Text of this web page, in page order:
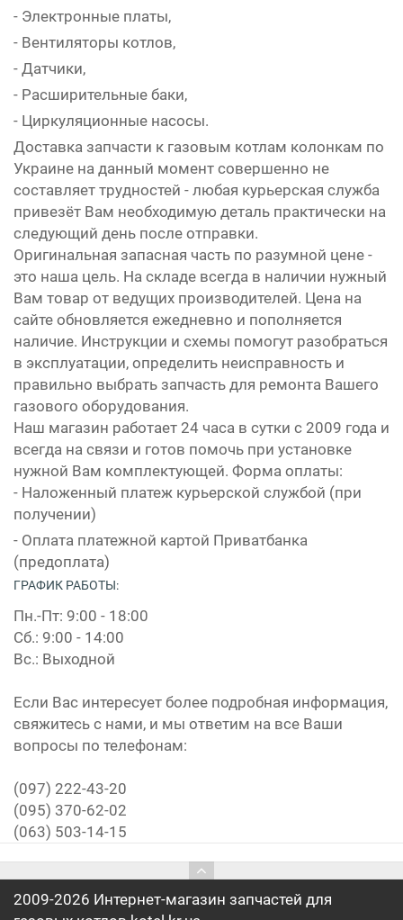
- Электронные платы,
- Вентиляторы котлов,
- Датчики,
- Расширительные баки,
- Циркуляционные насосы.
Доставка запчасти к газовым котлам колонкам по
Украине на данный момент совершенно не
составляет трудностей - любая курьерская служба
привезёт Вам необходимую деталь практически на
следующий день после отправки.
Оригинальная запасная часть по разумной цене -
это наша цель. На складе всегда в наличии нужный
Вам товар от ведущих производителей. Цена на
сайте обновляется ежедневно и пополняется
наличие. Инструкции и схемы помогут разобраться
в эксплуатации, определить неисправность и
правильно выбрать запчасть для ремонта Вашего
газового оборудования.
Наш магазин работает 24 часа в сутки с 2009 года и
всегда на связи и готов помочь при установке
нужной Вам комплектующей. Форма оплаты:
- Наложенный платеж курьерской службой (при
получении)
- Оплата платежной картой Приватбанка
(предоплата)
ГРАФИК РАБОТЫ:
Пн.-Пт: 9:00 - 18:00
Сб.: 9:00 - 14:00
Вс.: Выходной
Если Вас интересует более подробная информация,
свяжитесь с нами, и мы ответим на все Ваши
вопросы по телефонам:
(097) 222-43-20
(095) 370-62-02
(063) 503-14-15
2009-2026 Интернет-магазин запчастей для